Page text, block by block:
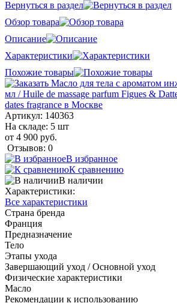
Вернуться в раздел
Обзор товара
Описание
Характеристики
Похожие товары
Артикул: 140363
На складе: 5 шт
от 4 900 руб.
Отзывов: 0
В избранное
К сравнению
В наличии
Характеристики:
Все характеристики
Страна бренда
Франция
Предназначение
Тело
Этапы ухода
Завершающий уход / Основной уход
Физические характеристики
Масло
Рекомендации к использованию